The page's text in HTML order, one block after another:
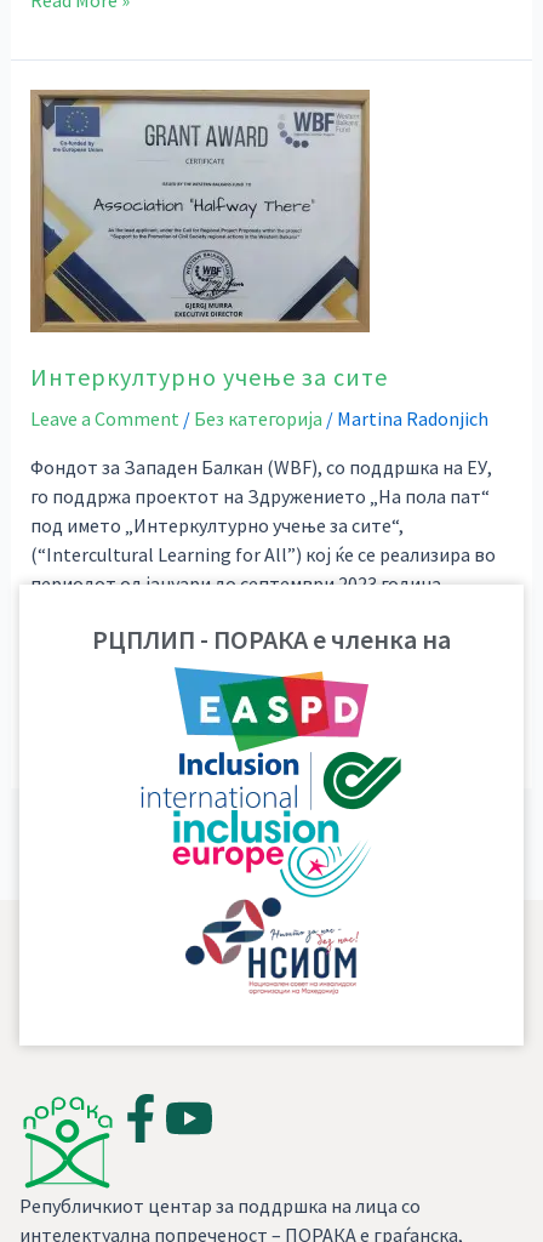
Интеркултурно учење за сите
Leave a Comment / Без категорија / Martina Radonjich
Фондот за Западен Балкан (WBF), со поддршка на ЕУ,
го поддржа проектот на Здружението „На пола пат“
под името „Интеркултурно учење за сите“,
(“Intercultural Learning for All”) кој ќе се реализира во
периодот од јануари до септември 2023 година.
поддршка на лица со интелектуална попреченост –
Интеркултурно
учење
сите
2 … 37
РЦПЛИП - ПОРАКА е членка на
Републичкиот центар за поддршка на лица со
интелектуална попреченост – ПОРАКА е граѓанска,